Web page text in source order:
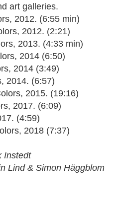
art galleries.
2012. (6:55 min)
2012. (2:21)
2013. (4:33 min)
2014 (6:50)
2014 (3:49)
2014. (6:57)
2015. (19:16)
2017. (6:09)
(4:59)
2018 (7:37)
Instedt
Lind & Simon Häggblom